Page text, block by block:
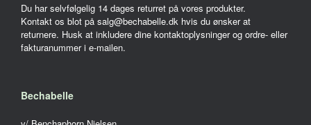
Du har selvfølgelig 14 dages returret på vores produkter.
Kontakt os blot på salg@bechabelle.dk hvis du ønsker at
returnere. Husk at inkludere dine kontaktoplysninger og ordre- eller
fakturanummer i e-mailen.
Bechabelle